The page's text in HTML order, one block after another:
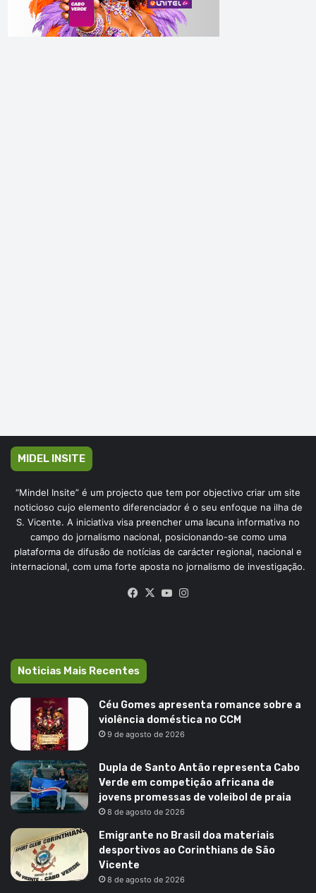
MIDEL INSITE
“Mindel Insite” é um projecto que tem por objectivo criar um site
noticioso cujo elemento diferenciador é o seu enfoque na ilha de
S. Vicente. A iniciativa visa preencher uma lacuna informativa no
campo do jornalismo nacional, posicionando-se como uma
plataforma de difusão de notícias de carácter regional, nacional e
internacional, com uma forte aposta no jornalismo de investigação.
Facebook
X YouTube
Noticias Mais Recentes
Céu Gomes apresenta romance sobre a
violência doméstica no CCM
9 de agosto de 2026
Dupla de Santo Antão representa Cabo
Verde em competição africana de
jovens promessas de voleibol de praia
8 de agosto de 2026
Emigrante no Brasil doa materiais
desportivos ao Corinthians de São
Vicente
8 de agosto de 2026